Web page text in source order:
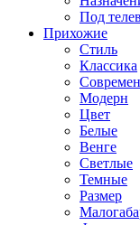
Под
Прихожие
Стиль
Классика
Модерн
Цвет
Белые
Венге
Светлые
Темные
Размер